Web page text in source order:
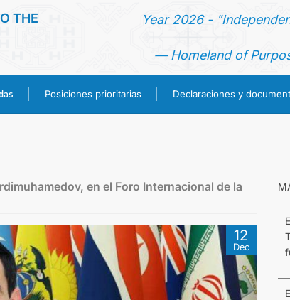
THE
Year 2026 -
— Homeland of
Posiciones prioritarias Declaraciones y
NACIONES UNIDAS
POSICIONES PRIORITARIAS
en el Foro Internacional de la
12
Dec